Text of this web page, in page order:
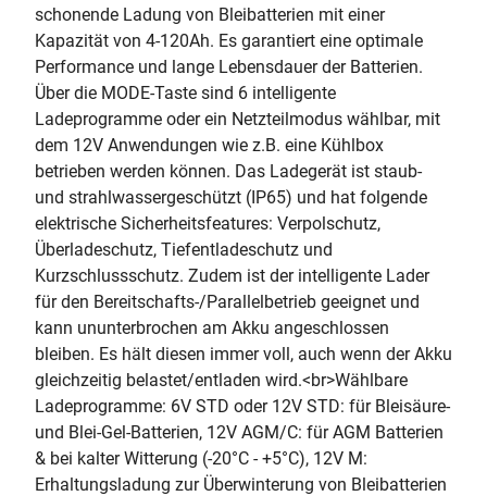
schonende Ladung von Bleibatterien mit einer
Kapazität von 4-120Ah. Es garantiert eine optimale
Performance und lange Lebensdauer der Batterien.
Über die MODE-Taste sind 6 intelligente
Ladeprogramme oder ein Netzteilmodus wählbar, mit
dem 12V Anwendungen wie z.B. eine Kühlbox
betrieben werden können. Das Ladegerät ist staub-
und strahlwassergeschützt (IP65) und hat folgende
elektrische Sicherheitsfeatures: Verpolschutz,
Überladeschutz, Tiefentladeschutz und
Kurzschlussschutz. Zudem ist der intelligente Lader
für den Bereitschafts-/Parallelbetrieb geeignet und
kann ununterbrochen am Akku angeschlossen
bleiben. Es hält diesen immer voll, auch wenn der Akku
gleichzeitig belastet/entladen wird.<br>Wählbare
Ladeprogramme: 6V STD oder 12V STD: für Bleisäure-
und Blei-Gel-Batterien, 12V AGM/C: für AGM Batterien
& bei kalter Witterung (-20°C - +5°C), 12V M:
Erhaltungsladung zur Überwinterung von Bleibatterien 